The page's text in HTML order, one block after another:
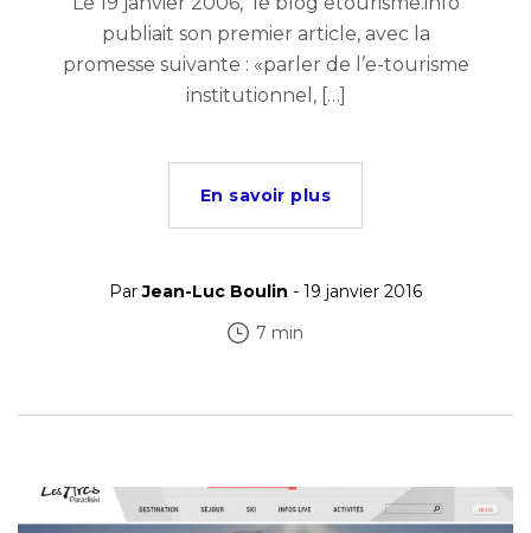
publiait son premier article, avec la
promesse suivante : «parler de l’e-tourisme
institutionnel, […]
En savoir plus
ParJean-Luc Boulin - 19 janvier 2016
7 min